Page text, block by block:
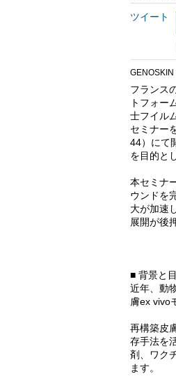
ツイート
GENOSKIN
フランス
トフォー
士フイル
セミナー
44）にて
を目的と
本セミナ
ウンドを
大が加速
展開が後
■ 背景と
近年、動
膚ex vivo
再構築皮
存手法を
剤、ワク
ます。